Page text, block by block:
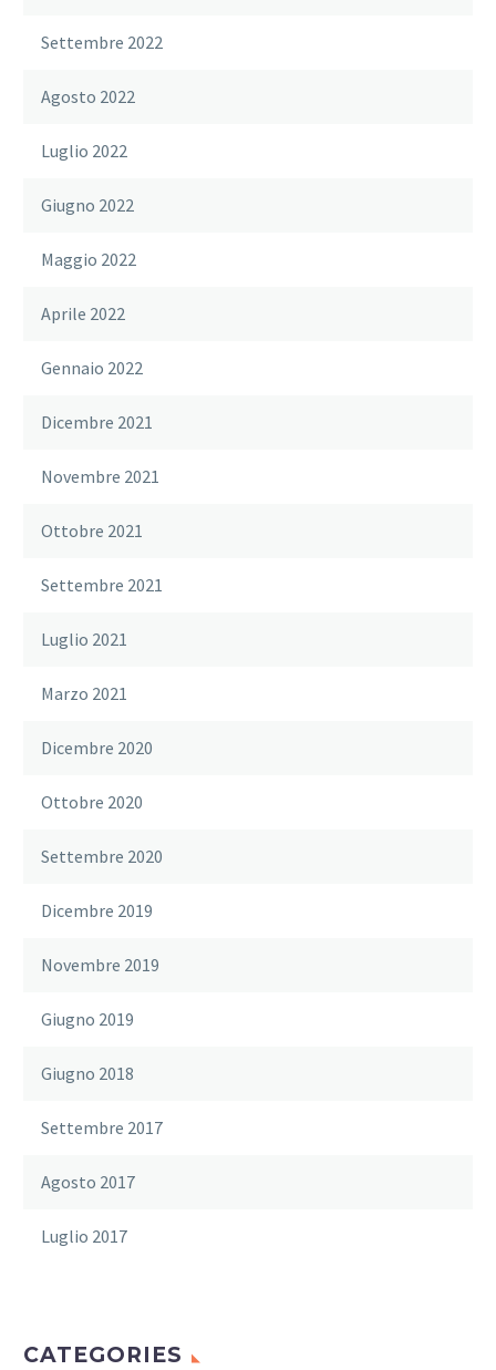
Settembre 2022
Agosto 2022
Luglio 2022
Giugno 2022
Maggio 2022
Aprile 2022
Gennaio 2022
Dicembre 2021
Novembre 2021
Ottobre 2021
Settembre 2021
Luglio 2021
Marzo 2021
Dicembre 2020
Ottobre 2020
Settembre 2020
Dicembre 2019
Novembre 2019
Giugno 2019
Giugno 2018
Settembre 2017
Agosto 2017
Luglio 2017
CATEGORIES